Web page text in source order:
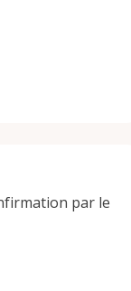
par le